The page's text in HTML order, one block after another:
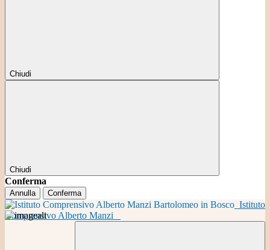
Chiudi
Chiudi
Conferma
Annulla Conferma
Istituto
Comprensivo Alberto Manzi